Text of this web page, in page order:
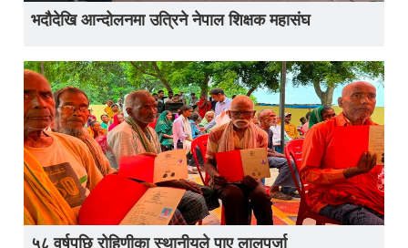
भदौदेखि आन्दोलनमा उत्रिने नेपाल शिक्षक महासंघ
५८ वर्षपछि रोहिणीका स्थानीयले पाए लालपुर्जा